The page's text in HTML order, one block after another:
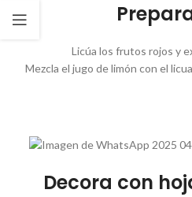
Licúa los frutos rojos y
Mezcla el jugo de limón con el
Decora con